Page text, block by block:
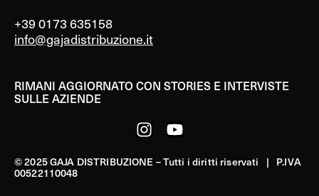
+39 0173 635158
info@gajadistribuzione.it
RIMANI AGGIORNATO CON STORIES E INTERVISTE
SULLE AZIENDE
© 2025 GAJA DISTRIBUZIONE – Tutti i diritti riservati | P.IVA
00522110048